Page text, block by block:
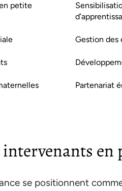
petite
Gestion des
Partenariat
intervenants en
se positionnent